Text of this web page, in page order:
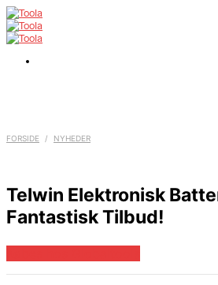
FORSIDE / NYHEDER
Telwin Elektronisk
Fantastisk Tilbud!